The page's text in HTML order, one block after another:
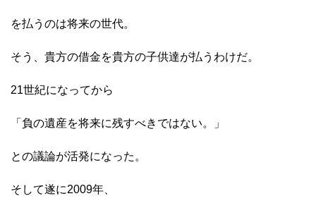
を払うのは将来の世代。
そう、貴方の借金を貴方の子供達が払うわけだ。
21世紀になってから
「負の遺産を将来に残すべきではない。」
との議論が活発になった。
そして遂に2009年、